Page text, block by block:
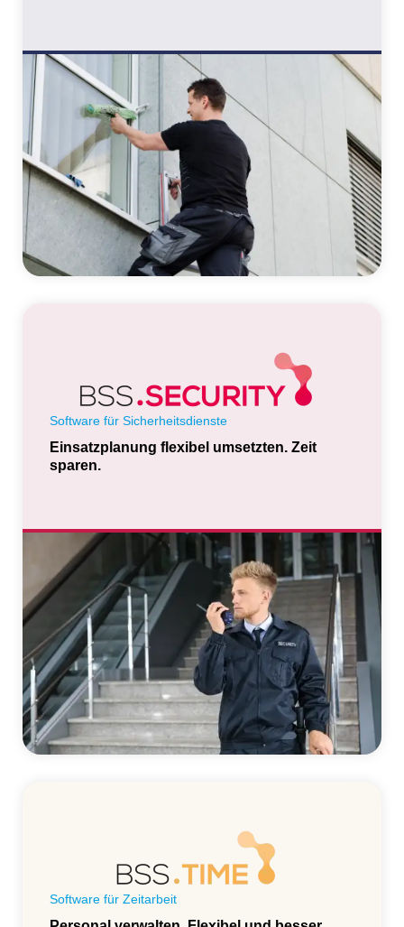
Software für Sicherheitsdienste
Einsatzplanung flexibel umsetzten. Zeit
sparen.
Software für Zeitarbeit